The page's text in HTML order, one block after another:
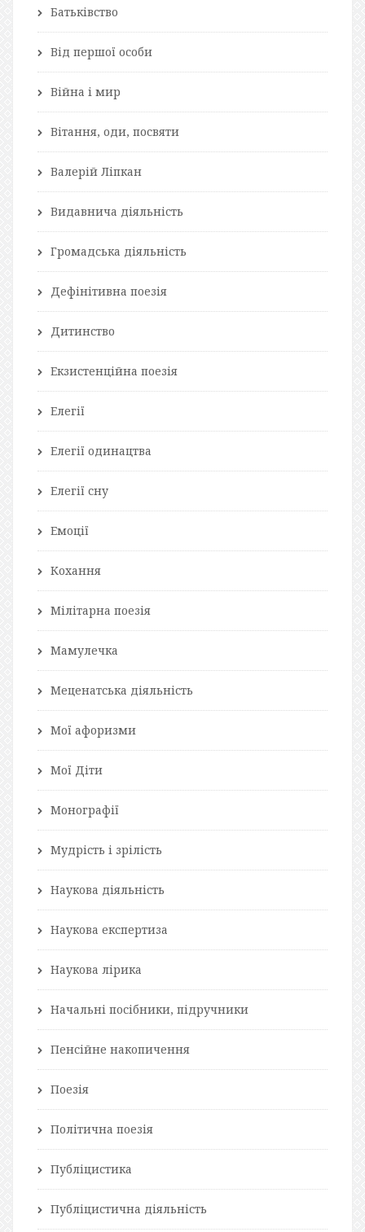
Батьківство
Від першої особи
Війна і мир
Вітання, оди, посвяти
Валерій Ліпкан
Видавнича діяльність
Громадська діяльність
Дефінітивна поезія
Дитинство
Екзистенційна поезія
Елегії
Елегії одинацтва
Елегії сну
Емоції
Кохання
Мілітарна поезія
Мамулечка
Меценатська діяльність
Мої афоризми
Мої Діти
Монографії
Мудрість і зрілість
Наукова діяльність
Наукова експертиза
Наукова лірика
Начальні посібники, підручники
Пенсійне накопичення
Поезія
Політична поезія
Публіцистика
Публіцистична діяльність